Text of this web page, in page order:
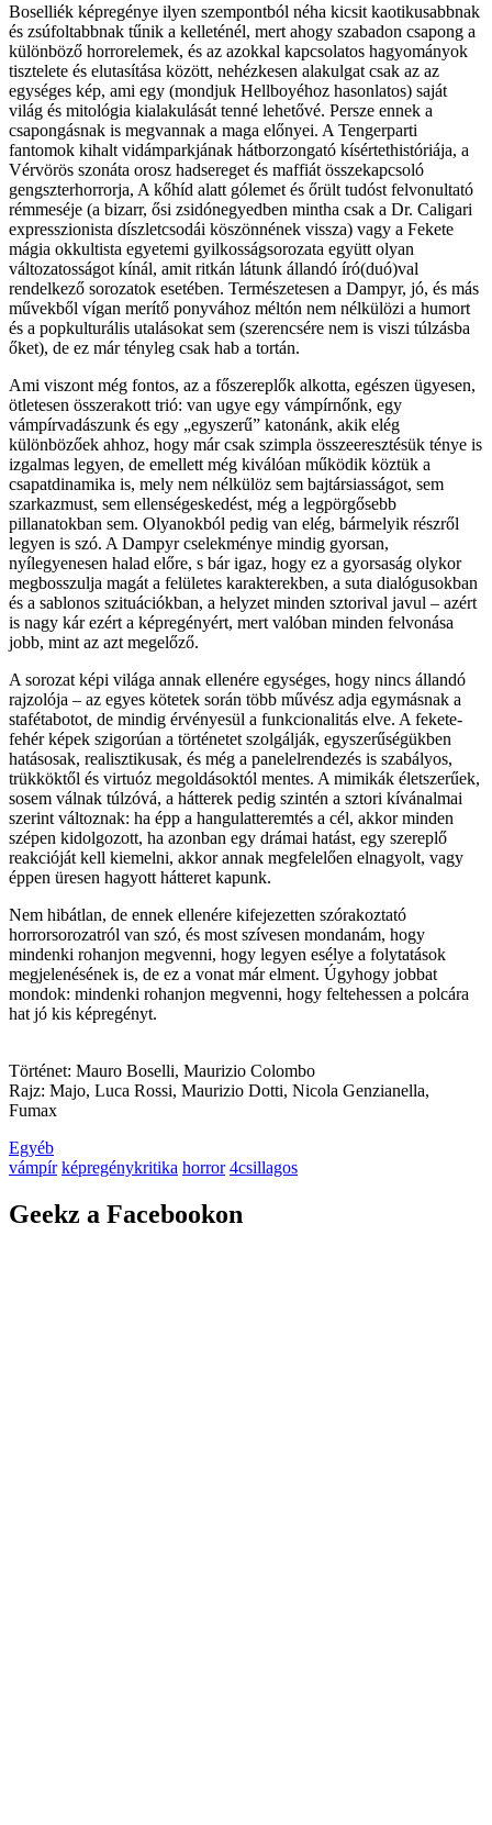
Boselliék képregénye ilyen szempontból néha kicsit kaotikusabbnak
és zsúfoltabbnak tűnik a kelleténél, mert ahogy szabadon csapong a
különböző horrorelemek, és az azokkal kapcsolatos hagyományok
tisztelete és elutasítása között, nehézkesen alakulgat csak az az
egységes kép, ami egy (mondjuk Hellboyéhoz hasonlatos) saját
világ és mitológia kialakulását tenné lehetővé. Persze ennek a
csapongásnak is megvannak a maga előnyei. A Tengerparti
fantomok kihalt vidámparkjának hátborzongató kísértethistóriája, a
Vérvörös szonáta orosz hadsereget és maffiát összekapcsoló
gengszterhorrorja, A kőhíd alatt gólemet és őrült tudóst felvonultató
rémmeséje (a bizarr, ősi zsidónegyedben mintha csak a Dr. Caligari
expresszionista díszletcsodái köszönnének vissza) vagy a Fekete
mágia okkultista egyetemi gyilkosságsorozata együtt olyan
változatosságot kínál, amit ritkán látunk állandó író(duó)val
rendelkező sorozatok esetében. Természetesen a Dampyr, jó, és más
művekből vígan merítő ponyvához méltón nem nélkülözi a humort
és a popkulturális utalásokat sem (szerencsére nem is viszi túlzásba
őket), de ez már tényleg csak hab a tortán.
Ami viszont még fontos, az a főszereplők alkotta, egészen ügyesen,
ötletesen összerakott trió: van ugye egy vámpírnőnk, egy
vámpírvadászunk és egy „egyszerű” katonánk, akik elég
különbözőek ahhoz, hogy már csak szimpla összeeresztésük ténye is
izgalmas legyen, de emellett még kiválóan működik köztük a
csapatdinamika is, mely nem nélkülöz sem bajtársiasságot, sem
szarkazmust, sem ellenségeskedést, még a legpörgősebb
pillanatokban sem. Olyanokból pedig van elég, bármelyik részről
legyen is szó. A Dampyr cselekménye mindig gyorsan,
nyílegyenesen halad előre, s bár igaz, hogy ez a gyorsaság olykor
megbosszulja magát a felületes karakterekben, a suta dialógusokban
és a sablonos szituációkban, a helyzet minden sztorival javul – azért
is nagy kár ezért a képregényért, mert valóban minden felvonása
jobb, mint az azt megelőző.
A sorozat képi világa annak ellenére egységes, hogy nincs állandó
rajzolója – az egyes kötetek során több művész adja egymásnak a
stafétabotot, de mindig érvényesül a funkcionalitás elve. A fekete-
fehér képek szigorúan a történetet szolgálják, egyszerűségükben
hatásosak, realisztikusak, és még a panelelrendezés is szabályos,
trükköktől és virtuóz megoldásoktól mentes. A mimikák életszerűek,
sosem válnak túlzóvá, a hátterek pedig szintén a sztori kívánalmai
szerint változnak: ha épp a hangulatteremtés a cél, akkor minden
szépen kidolgozott, ha azonban egy drámai hatást, egy szereplő
reakcióját kell kiemelni, akkor annak megfelelően elnagyolt, vagy
éppen üresen hagyott hátteret kapunk.
Nem hibátlan, de ennek ellenére kifejezetten szórakoztató
horrorsorozatról van szó, és most szívesen mondanám, hogy
mindenki rohanjon megvenni, hogy legyen esélye a folytatások
megjelenésének is, de ez a vonat már elment. Úgyhogy jobbat
mondok: mindenki rohanjon megvenni, hogy feltehessen a polcára
hat jó kis képregényt.
Történet: Mauro Boselli, Maurizio Colombo
Rajz: Majo, Luca Rossi, Maurizio Dotti, Nicola Genzianella,
Fumax
Egyéb
vámpír képregénykritika horror 4csillagos
Geekz a Facebookon